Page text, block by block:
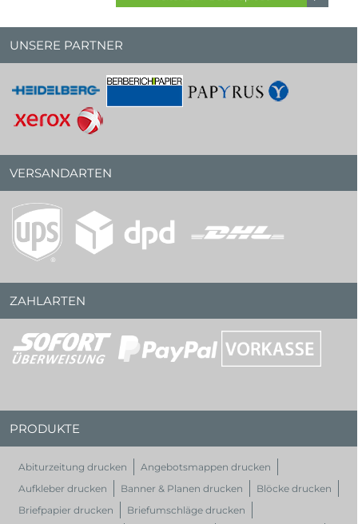
UNSERE PARTNER
VERSANDARTEN
ZAHLARTEN
PRODUKTE
Abiturzeitung drucken
Angebotsmappen drucken
Aufkleber drucken
Banner & Planen drucken
Blöcke drucken
Briefpapier drucken
Briefumschläge drucken